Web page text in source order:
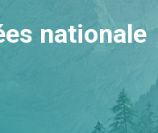
nationale